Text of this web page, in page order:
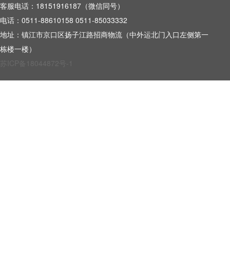
客服电话：18151916187（微信同号）
电话：0511-88610158 0511-85033332
地址：镇江市京口区扬子江路招商物流（中外运北门入口左侧第一
栋楼一楼）
苏ICP备18044872号-1